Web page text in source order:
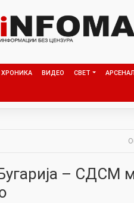
ХРОНИКА ВИДЕО СВЕТ АРСЕНАЛ
– СДСМ